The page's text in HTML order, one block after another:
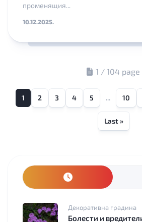
променящия...
10.12.2025.
1 / 104 page
1 2 3 4 5 ... 10
Last »
Декоративна градина
Болести и